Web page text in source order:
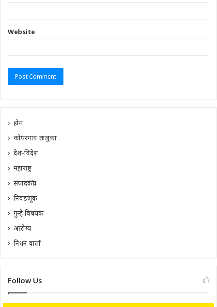
Website
होम
कोपरगाव तालुका
देश-विदेश
महाराष्ट्र
संपादकीय
निवडणूक
गुन्हे विषयक
आरोग्य
निधन वार्ता
Follow Us